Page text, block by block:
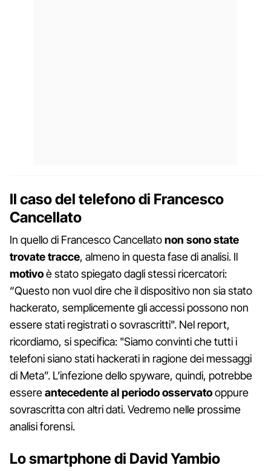
Il caso del telefono di Francesco
Cancellato
In quello di Francesco Cancellatonon sono state
trovate tracce, almeno in questa fase di analisi. Il
motivoè stato spiegato dagli stessi ricercatori:
“Questo non vuol dire che il dispositivo non sia stato
hackerato, semplicemente gli accessi possono non
essere stati registrati o sovrascritti". Nel report,
ricordiamo, si specifica: "Siamo convinti che tutti i
telefoni siano stati hackerati in ragione dei messaggi
di Meta”. L’infezione dello spyware, quindi, potrebbe
essereantecedente al periodo osservatooppure
sovrascritta con altri dati. Vedremo nelle prossime
analisi forensi.
Lo smartphone di David Yambio